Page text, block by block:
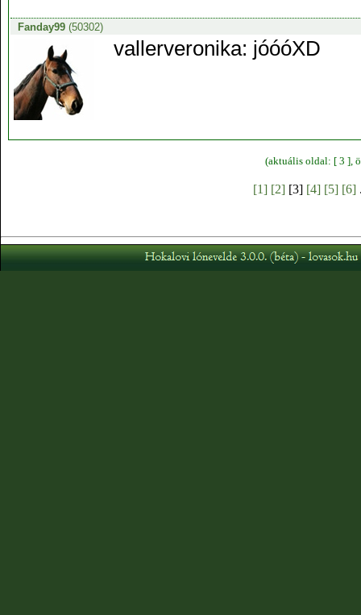
Fanday99(50302)
vallerveronika: jóóóXD
(aktuális oldal: [ 3 ],
[1] [2] [3] [4] [5] [6]